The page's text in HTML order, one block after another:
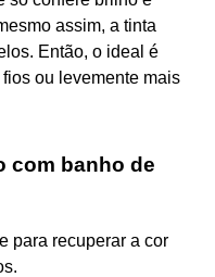
assim, a tinta
Então, o ideal é
ou levemente mais
com banho de
para recuperar a cor